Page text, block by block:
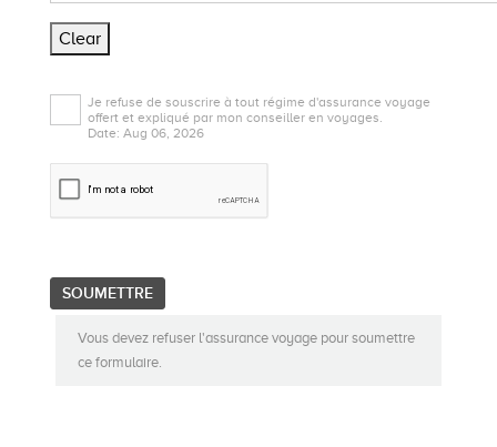
Clear
Je refuse de souscrire à tout régime d'assurance voyage
offert et expliqué par mon conseiller en voyages.
Date: Aug 06, 2026
Vous devez refuser l'assurance voyage pour soumettre
ce formulaire.